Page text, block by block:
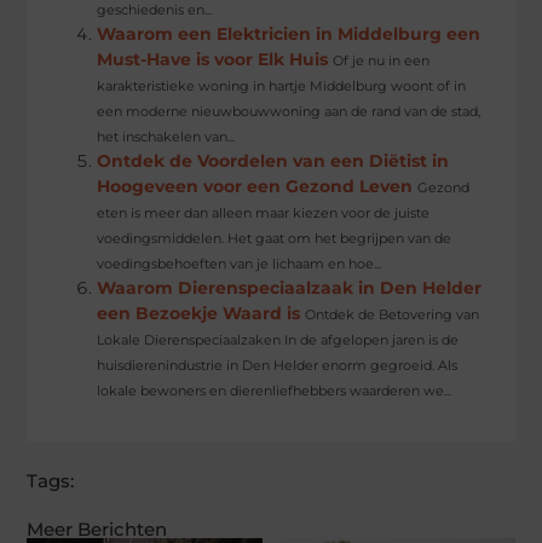
Meer Berichten
geschiedenis en...
Waarom een Elektricien in Middelburg een
Must-Have is voor Elk Huis Of je nu in een
karakteristieke woning in hartje Middelburg woont of in
een moderne nieuwbouwwoning aan de rand van de stad,
het inschakelen van...
Ontdek de Voordelen van een Diëtist in
Hoogeveen voor een Gezond Leven Gezond
eten is meer dan alleen maar kiezen voor de juiste
voedingsmiddelen. Het gaat om het begrijpen van de
voedingsbehoeften van je lichaam en hoe...
Waarom Dierenspeciaalzaak in Den Helder
een Bezoekje Waard is Ontdek de Betovering van
Lokale Dierenspeciaalzaken In de afgelopen jaren is de
huisdierenindustrie in Den Helder enorm gegroeid. Als
lokale bewoners en dierenliefhebbers waarderen we...
Tags: